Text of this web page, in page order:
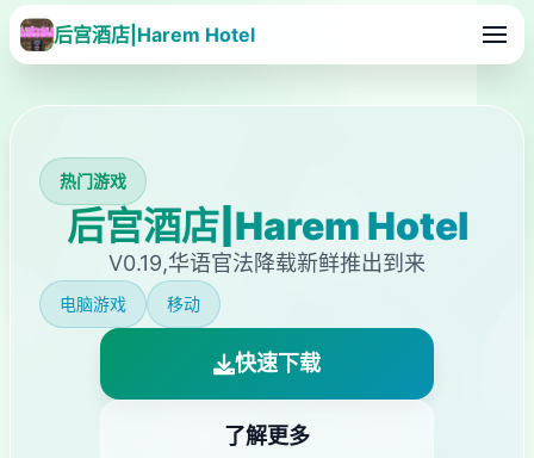
后宫酒店|Harem Hotel
热门游戏
后宫酒店|Harem Hotel
V0.19,华语官法降载新鲜推出到来
电脑游戏 移动
快速下载
了解更多